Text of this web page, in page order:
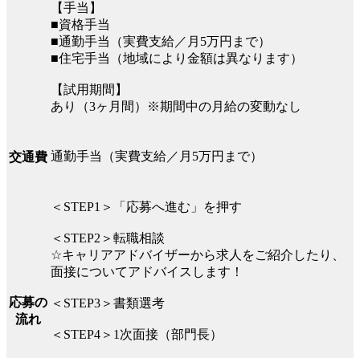
【手当】
■資格手当
■通勤手当（実費支給／月5万円まで）
■住宅手当（地域により金額は異なります）
【試用期間】
あり（3ヶ月間）※期間中の月給の変動なし
交通費 通勤手当（実費支給／月5万円まで）
応募の
流れ
＜STEP1＞「応募へ進む」を押す
＜STEP2＞転職相談
☆キャリアアドバイザーから求人をご紹介したり、
面接についてアドバイスします！
＜STEP3＞書類選考
＜STEP4＞1次面接（部門長）